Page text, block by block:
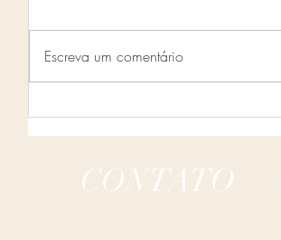
Escreva um comentário
CONTATO